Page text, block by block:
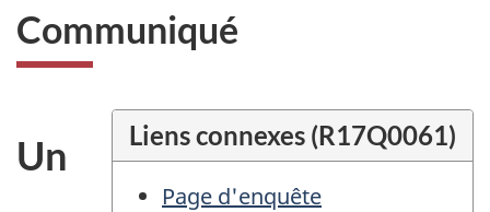
Communiqué
Liens connexes (R17Q0061)
Page d'enquête
Un